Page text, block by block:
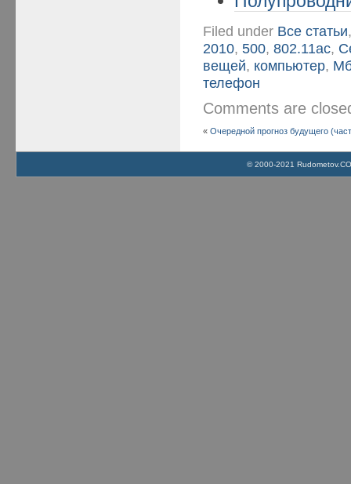
Filed under Все статьи
2010,500,802.11ac,
вещей, компьютер,
телефон
Comments are
«Очередной прогноз будущего
© 2000-2021